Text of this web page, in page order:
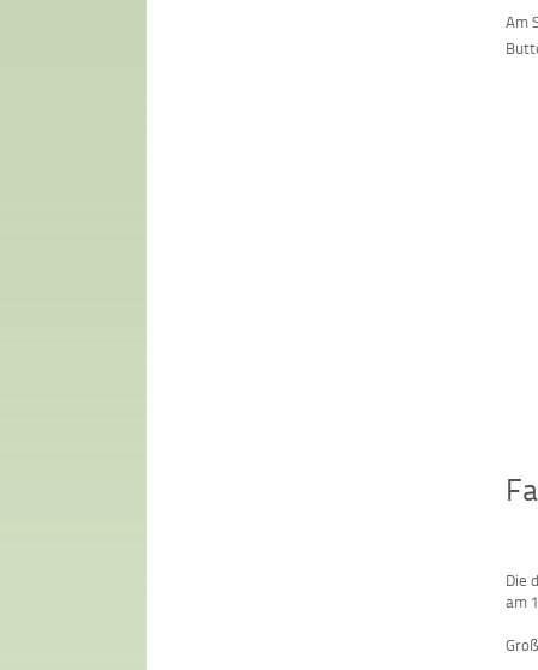
Am
Die
am